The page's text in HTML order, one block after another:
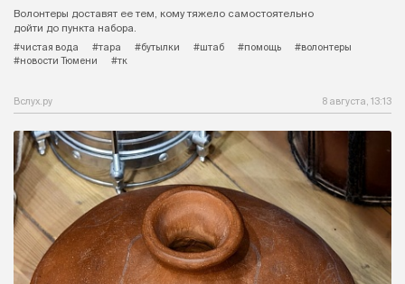
Волонтеры доставят ее тем, кому тяжело самостоятельно
дойти до пункта набора.
#чистая вода
#тара #бутылки #штаб #помощь
#волонтеры
#новости Тюмени
#тк
Вслух.ру 8 августа, 13:13